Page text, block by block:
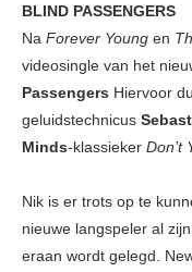
BLIND PASSENGERS
Na Forever Young en
videosingle van het
Passengers Hiervoor
geluidstechnicus
Minds-klassieker Don’t
Nik is er trots op te
nieuwe langspeler al
eraan wordt gelegd.